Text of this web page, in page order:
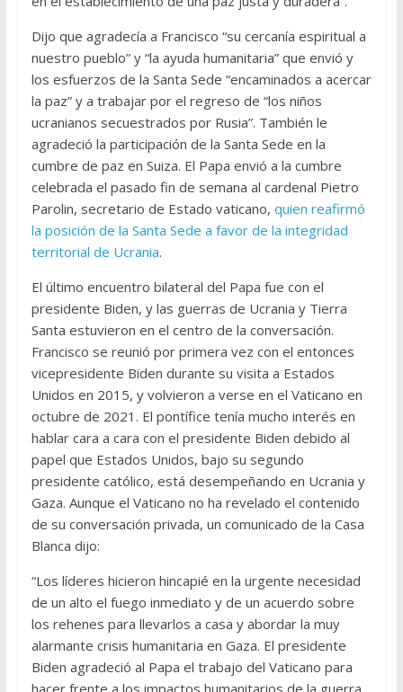
Dijo que agradecía a Francisco “su cercanía espiritual a
nuestro pueblo” y “la ayuda humanitaria” que envió y
los esfuerzos de la Santa Sede “encaminados a acercar
la paz” y a trabajar por el regreso de “los niños
ucranianos secuestrados por Rusia”. También le
agradeció la participación de la Santa Sede en la
cumbre de paz en Suiza. El Papa envió a la cumbre
celebrada el pasado fin de semana al cardenal Pietro
Parolin, secretario de Estado vaticano, quien reafirmó
la posición de la Santa Sede a favor de la integridad
territorial de Ucrania.
El último encuentro bilateral del Papa fue con el
presidente Biden, y las guerras de Ucrania y Tierra
Santa estuvieron en el centro de la conversación.
Francisco se reunió por primera vez con el entonces
vicepresidente Biden durante su visita a Estados
Unidos en 2015, y volvieron a verse en el Vaticano en
octubre de 2021. El pontífice tenía mucho interés en
hablar cara a cara con el presidente Biden debido al
papel que Estados Unidos, bajo su segundo
presidente católico, está desempeñando en Ucrania y
Gaza. Aunque el Vaticano no ha revelado el contenido
de su conversación privada, un comunicado de la Casa
Blanca dijo:
“Los líderes hicieron hincapié en la urgente necesidad
de un alto el fuego inmediato y de un acuerdo sobre
los rehenes para llevarlos a casa y abordar la muy
alarmante crisis humanitaria en Gaza. El presidente
Biden agradeció al Papa el trabajo del Vaticano para
hacer frente a los impactos humanitarios de la guerra